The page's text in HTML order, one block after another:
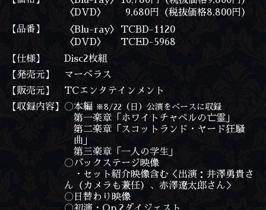
〈DVD〉
9,680円（税抜価格8,800円）
【品番】
〈Blu-ray〉
TCBD-1120
〈DVD〉
TCED-5968
【仕様】
Disc2枚組
【発売元】
マーベラス
【販売元】
TCエンタテインメント
【収録内容】 〇本編 ※8/22（日）公演をベースに収録
第一楽章「ホワイトチャペルの亡霊」
第二楽章「スコットランド・ヤード狂騒
曲」
第三楽章「一人の学生」
〇バックステージ映像
・セット紹介映像含む＜出演：井澤勇貴さ
ん（カメラも兼任）、赤澤遼太郎さん＞
〇日替わり映像
〇初演・Op.2ダイジェスト